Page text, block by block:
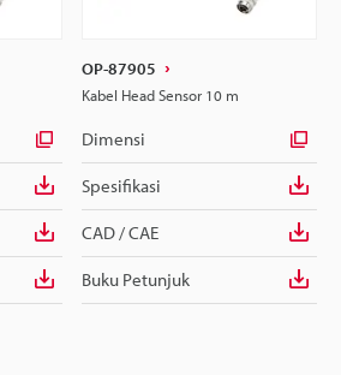
OP-87905
Kabel Head Sensor 10 m
Dimensi
Spesifikasi
CAD / CAE
Buku Petunjuk